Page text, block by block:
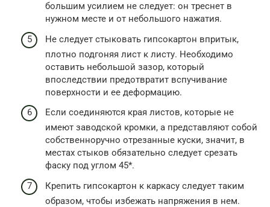
большим усилием не следует: он треснет в
нужном месте и от небольшого нажатия.
Не следует стыковать гипсокартон впритык,
плотно подгоняя лист к листу. Необходимо
оставить небольшой зазор, который
впоследствии предотвратит вспучивание
поверхности и ее деформацию.
Если соединяются края листов, которые не
имеют заводской кромки, а представляют собой
собственноручно отрезанные куски, значит, в
местах стыков обязательно следует срезать
фаску под углом 45*.
Крепить гипсокартон к каркасу следует таким
образом, чтобы избежать напряжения в нем.